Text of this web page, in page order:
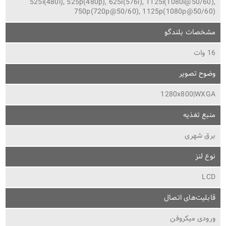
525i(480i), 525p(480p), 625i(576i), 1125i(1080i@50/60),
750p(720p@50/60), 1125p(1080p@50/60)
مشخصات بلندگو
16 وات
وضوح تصویر
1280x800|WXGA
منبع تغذیه
برق شهری
نوع لنز
LCD
قابلیت‌های اتصال
ورودی میکروفن